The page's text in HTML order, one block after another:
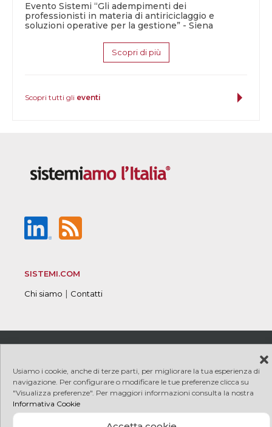
Usiamo i cookie, anche di terze parti, per migliorare la tua esperienza di
navigazione. Per configurare o modificare le tue preferenze clicca su
"Visualizza preferenze". Per maggiori informazioni consulta la nostra
Informativa Cookie
Evento Sistemi “Gli adempimenti dei
professionisti in materia di antiriciclaggio e
soluzioni operative per la gestione” - Siena
Scopri di più
Scopri tutti gli eventi
SISTEMI.COM
Chi siamo | Contatti